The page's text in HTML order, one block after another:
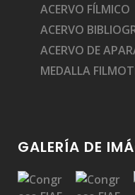
ACERVO FÍLMICO
ACERVO
ACERVO DE
MEDALLA
GALERÍA DE